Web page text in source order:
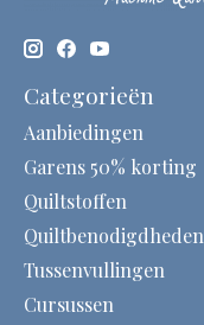
Categorieën
Aanbiedingen
Garens 50% korting
Quiltstoffen
Quiltbenodigdheden
Tussenvullingen
Cursussen